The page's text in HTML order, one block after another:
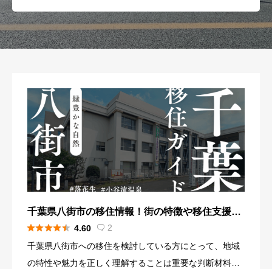
千葉県八街市の移住情報！街の特徴や移住支援内
容を紹介
 4.60  2
千葉県八街市への移住を検討している方にとって、地域
の特性や魅力を正しく理解することは重要な判断材料と